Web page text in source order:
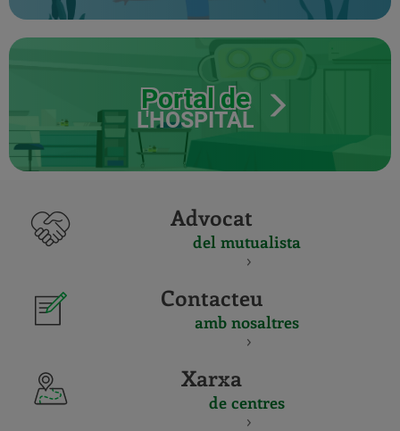
Portal de
L'HOSPITAL
Advocat
del mutualista
Contacteu
amb nosaltres
Xarxa
de centres